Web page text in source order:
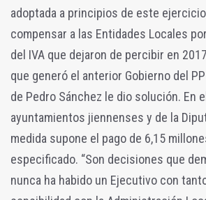
adoptada a principios de este
compensar a las Entidades Locales
del IVA que dejaron de percibir en
que generó el anterior Gobierno del
de Pedro Sánchez le dio solución. En
ayuntamientos jiennenses y de la
medida supone el pago de 6,15
especificado. “Son decisiones que
nunca ha habido un Ejecutivo con